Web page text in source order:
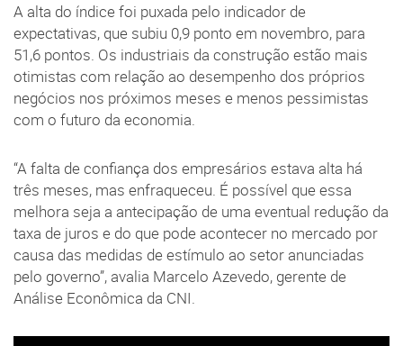
A alta do índice foi puxada pelo indicador de
expectativas, que subiu 0,9 ponto em novembro, para
51,6 pontos. Os industriais da construção estão mais
otimistas com relação ao desempenho dos próprios
negócios nos próximos meses e menos pessimistas
com o futuro da economia.
“A falta de confiança dos empresários estava alta há
três meses, mas enfraqueceu. É possível que essa
melhora seja a antecipação de uma eventual redução da
taxa de juros e do que pode acontecer no mercado por
causa das medidas de estímulo ao setor anunciadas
pelo governo”, avalia Marcelo Azevedo, gerente de
Análise Econômica da CNI.